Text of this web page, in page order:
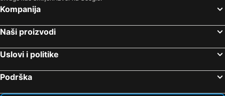
Melisi, Peloponez Hoteli
Nikiti, Centralna Makedonija Hoteli
Hanioti, Centralna Makedonija Hoteli
Stavros, Centralna Makedonija Hoteli
Kompanija
Naši proizvodi
Uslovi i politike
Podrška